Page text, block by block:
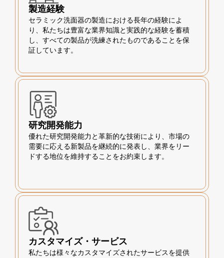
製造経験
セラミック洗面器の製造における長年の経験によ
り、私たちは豊富な業界知識と実践的な経験を蓄積
し、すべての製品が洗練されたものであることを保
証しています。
研究開発能力
優れた研究開発能力と革新的な技術により、市場の
需要に応える新製品を継続的に発表し、業界をリー
ドする地位を維持することをお約束します。
カスタマイズ・サービス
私たちは様々なカスタマイズされたサービスを提供